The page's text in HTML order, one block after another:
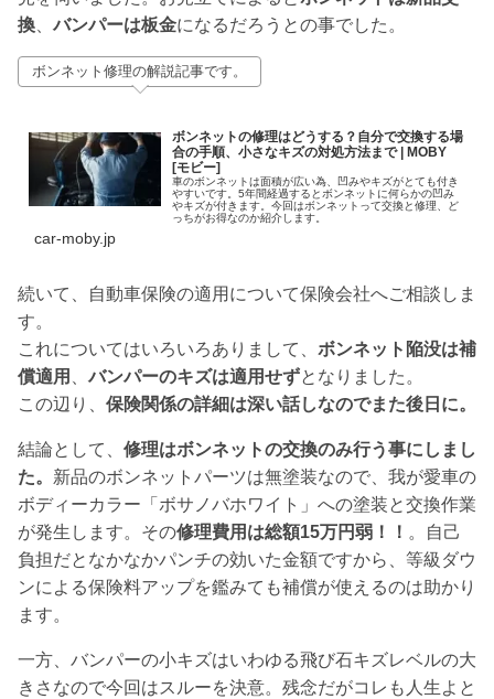
換
バンパーは板金になるだろうとの事でした。
ボンネット修理の解説記事です。
ボンネットの修理はどうする？自分で交換する場
合の手順、小さなキズの対処方法まで | MOBY
[モビー]
車のボンネットは面積が広い為、凹みやキズがとても付き
やすいです。5年間経過するとボンネットに何らかの凹み
やキズが付きます。今回はボンネットって交換と修理、ど
っちがお得なのか紹介します。
car-moby.jp
続いて、自動車保険の適用について保険会社へご相談しま
す。
これについてはいろいろありまして、 ボンネット陥没は補
償適用
バンパーのキズは適用せずとなりました。
この辺り、 保険関係の詳細は深い話しなのでまた後日に。
結論として、 修理はボンネットの交換のみ行う事にしまし
た。 新品のボンネットパーツは無塗装なので、我が愛車の
ボディーカラー「ボサノバホワイト」への塗装と交換作業
が発生します。その修理費用は総額15万円弱！！ 。自己
負担だとなかなかパンチの効いた金額ですから、等級ダウ
ンによる保険料アップを鑑みても補償が使えるのは助かり
ます。
一方、バンパーの小キズはいわゆる飛び石キズレベルの大
きさなので今回はスルーを決意。残念だがコレも人生よと